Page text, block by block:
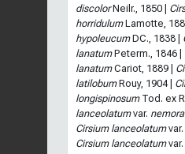
discolorNeilr., 1850 |
horridulumLamotte,
hypoleucumDC., 1838 |
lanatumPeterm., 1846 |
lanatumCariot, 1889 |
latilobumRouy, 1904 |
longispinosumTod. ex
lanceolatumvar.
Cirsium lanceolatumvar.
Cirsium lanceolatumvar.